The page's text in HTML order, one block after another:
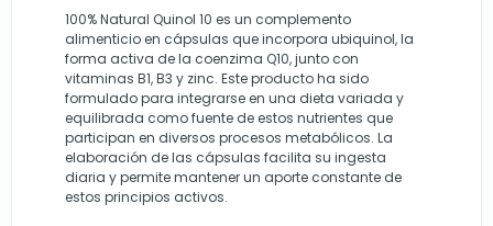
100% Natural Quinol 10 es un complemento
alimenticio en cápsulas que incorpora ubiquinol, la
forma activa de la coenzima Q10, junto con
vitaminas B1, B3 y zinc. Este producto ha sido
formulado para integrarse en una dieta variada y
equilibrada como fuente de estos nutrientes que
participan en diversos procesos metabólicos. La
elaboración de las cápsulas facilita su ingesta
diaria y permite mantener un aporte constante de
estos principios activos.